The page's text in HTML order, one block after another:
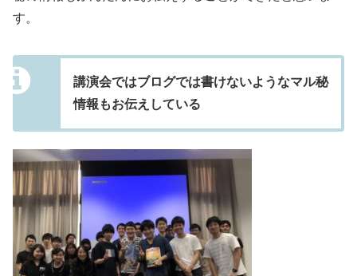
す。
講演会ではブログでは書けないようなマル秘
情報もお伝えしている